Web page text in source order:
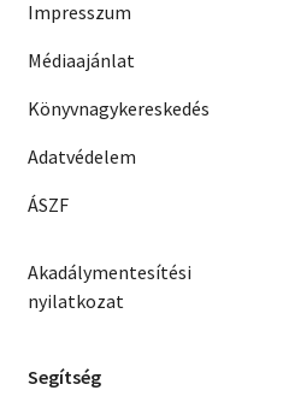
Impresszum
Médiaajánlat
Könyvnagykereskedés
Adatvédelem
ÁSZF
Akadálymentesítési
nyilatkozat
Segítség